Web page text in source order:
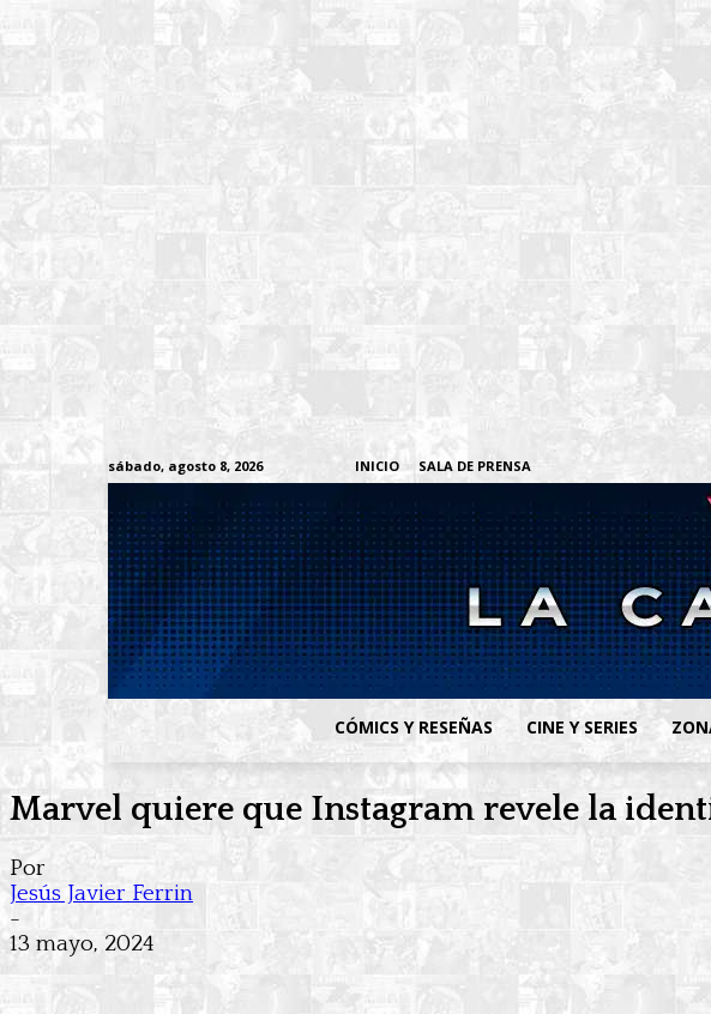
sábado, agosto 8, 2026 INICIO SALA DE PRENSA
CÓMICS Y RESEÑAS CINE Y SERIES
Marvel quiere que Instagram revele la
Por
Jesús Javier Ferrin
-
13 mayo, 2024